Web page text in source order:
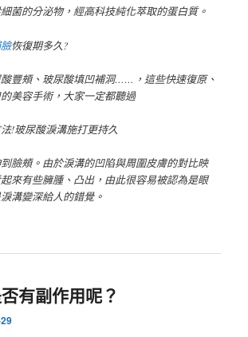
菌的分泌物，經高科技純化萃取的蛋白質。
恢復期多久?
豐頰、玻尿酸填凹補洞……，這些快速復原、
美容手術，大家一定都聽過
!玻尿酸淚溝施打更持久
臉頰。由於淚溝的凹陷與周圍皮膚的對比映
來有些臃腫、凸出，由此很容易被認為是眼
溝變深給人的錯覺。
有副作用呢？